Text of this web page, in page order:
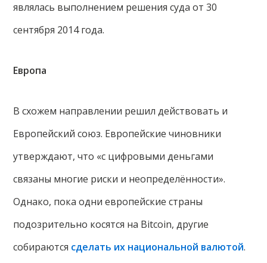
являлась выполнением решения суда от 30
сентября 2014 года.
Европа
В схожем направлении решил действовать и
Европейский союз. Европейские чиновники
утверждают, что «с цифровыми деньгами
связаны многие риски и неопределённости».
Однако, пока одни европейские страны
подозрительно косятся на Bitcoin, другие
собираются сделать их национальной валютой.